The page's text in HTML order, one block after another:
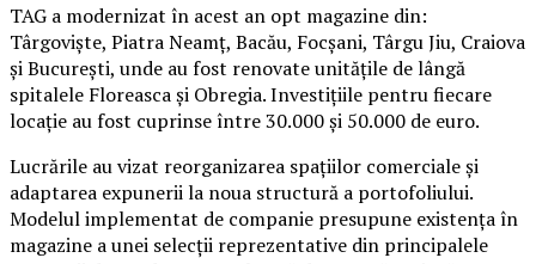
TAG a modernizat în acest an opt magazine din:
Târgoviște, Piatra Neamț, Bacău, Focșani, Târgu Jiu, Craiova
și București, unde au fost renovate unitățile de lângă
spitalele Floreasca și Obregia. Investițiile pentru fiecare
locație au fost cuprinse între 30.000 și 50.000 de euro.
Lucrările au vizat reorganizarea spațiilor comerciale și
adaptarea expunerii la noua structură a portofoliului.
Modelul implementat de companie presupune existența în
magazine a unei selecții reprezentative din principalele